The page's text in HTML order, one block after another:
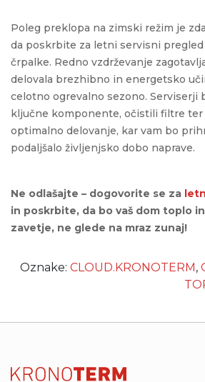
Poleg preklopa na zimski režim je
da poskrbite za letni servisni
črpalke. Redno vzdrževanje
delovala brezhibno in energetsko
celotno ogrevalno sezono. Serviserji
ključne komponente, očistili filtre ter
optimalno delovanje, kar vam bo
podaljšalo življenjsko dobo naprave.
Ne odlašajte – dogovorite se za
in poskrbite, da bo vaš dom toplo
zavetje, ne glede na mraz zunaj!
Oznake: CLOUD.KRONOTERM ,